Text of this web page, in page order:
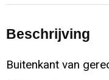
Beschrijving
Buitenkant van